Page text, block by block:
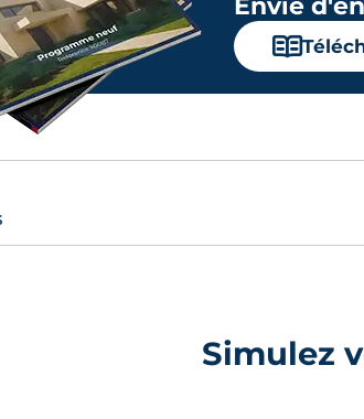
Envie
📖
Simulez